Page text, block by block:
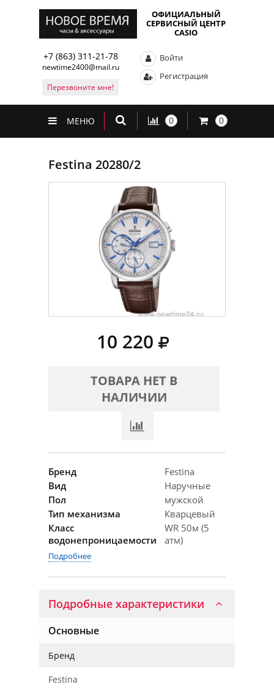
ОФИЦИАЛЬНЫЙ
СЕРВИСНЫЙ ЦЕНТР
CASIO
+7 (863) 311-21-78
newtime2400@mail.ru
Перезвоните мне!
Войти
Регистрация
МЕНЮ 0 0
Festina 20280/2
10 220
ТОВАРА НЕТ В
НАЛИЧИИ
Бренд
Festina
Вид
Наручные
Пол
мужской
Тип механизма
Кварцевый
Класс
водонепроницаемости
WR 50м (5
атм)
Подробнее
Подробные характеристики
Основные
Бренд
Festina